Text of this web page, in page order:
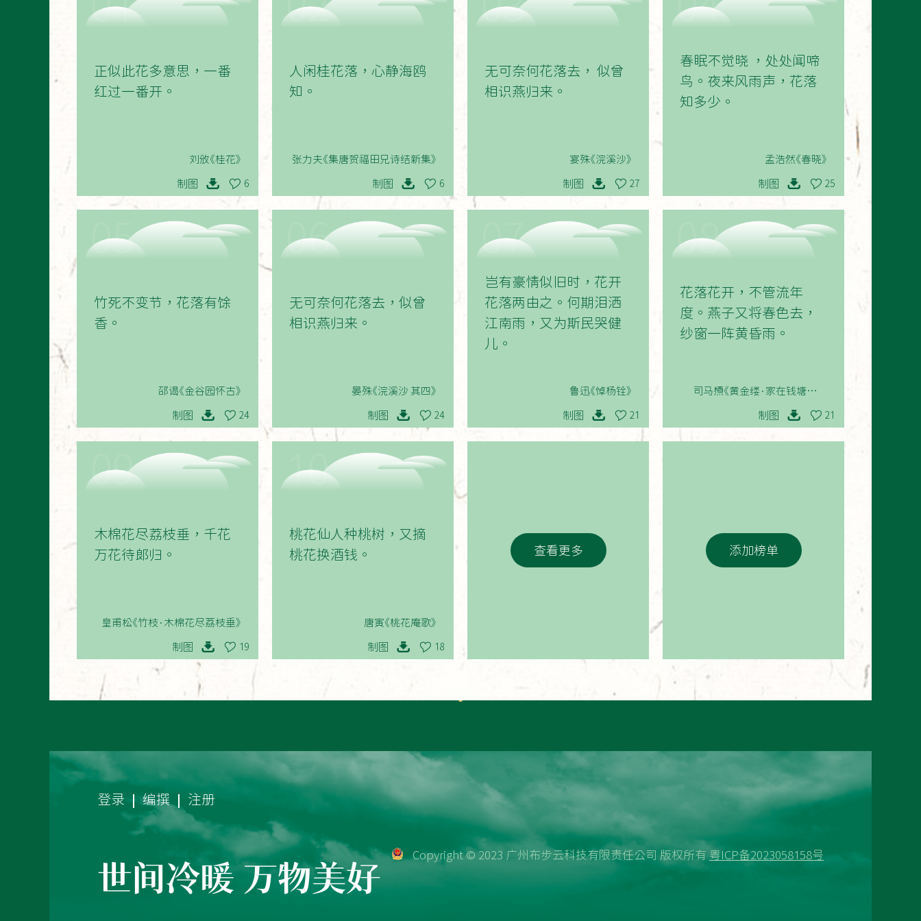
正似此花多意思，一番
红过一番开。
刘攽《桂花》
制图 6
人闲桂花落，心静海鸥
知。
张力夫《集唐贺福田兄诗结新集》
制图 6
无可奈何花落去， 似曾
相识燕归来。
宴殊《浣溪沙》
制图 27
春眠不觉晓 ，处处闻啼
鸟。夜来风雨声，花落
知多少。
孟浩然《春晓》
制图 25
05
竹死不变节，花落有馀
香。
邵谒《金谷园怀古》
制图 24
06
无可奈何花落去，似曾
相识燕归来。
晏殊《浣溪沙 其四》
制图 24
07
岂有豪情似旧时，花开
花落两由之。何期泪洒
江南雨，又为斯民哭健
儿。
鲁迅《悼杨铨》
制图 21
08
花落花开，不管流年
度。燕子又将春色去，
纱窗一阵黄昏雨。
司马槱《黄金缕·家在钱塘江上
住》
制图 21
09
木棉花尽荔枝垂，千花
万花待郎归。
皇甫松《竹枝·木棉花尽荔枝垂》
制图 19
10
桃花仙人种桃树，又摘
桃花换酒钱。
唐寅《桃花庵歌》
制图 18
查看更多 添加榜单
登录 编撰 注册
世间冷暖 万物美好
Copyright © 2023 广州布步云科技有限责任公司 版权所有 粤ICP备2023058158号